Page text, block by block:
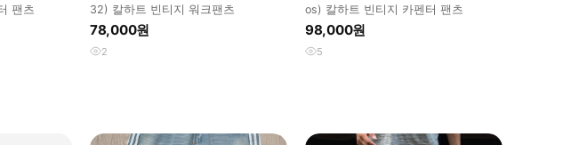
팬츠
32) 칼하트 빈티지 워크팬츠
78,000원
2
os) 칼하트 빈티지 카펜터 팬츠
98,000원
5